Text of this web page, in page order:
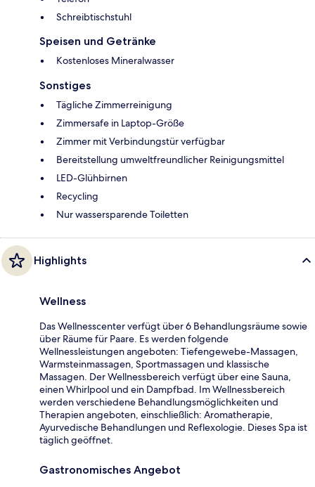
Schreibtischstuhl
Speisen und Getränke
Kostenloses Mineralwasser
Sonstiges
Tägliche Zimmerreinigung
Zimmersafe in Laptop-Größe
Zimmer mit Verbindungstür verfügbar
Bereitstellung umweltfreundlicher Reinigungsmittel
LED-Glühbirnen
Recycling
Nur wassersparende Toiletten
Highlights
Wellness
Das Wellnesscenter verfügt über 6 Behandlungsräume sowie
über Räume für Paare. Es werden folgende
Wellnessleistungen angeboten: Tiefengewebe-Massagen,
Warmsteinmassagen, Sportmassagen und klassische
Massagen. Der Wellnessbereich verfügt über eine Sauna,
einen Whirlpool und ein Dampfbad. Im Wellnessbereich
werden verschiedene Behandlungsmöglichkeiten und
Therapien angeboten, einschließlich: Aromatherapie,
Ayurvedische Behandlungen und Reflexologie. Dieses Spa ist
täglich geöffnet.
Gastronomisches Angebot